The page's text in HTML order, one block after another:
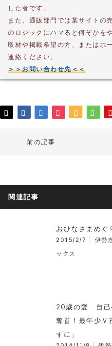
した者です。
また、通販部門では某サイト
のロジックにハマると何ぞかを
取材や掲載希望の方、またはホ
連絡ください。
＞＞お問い合わせ先＜＜
前の記事
関連記事
おひなさまめぐ
2015/2/7
伊勢
ックス
20歳の愛 自己
奪首！最年少Ｖ
ずに」